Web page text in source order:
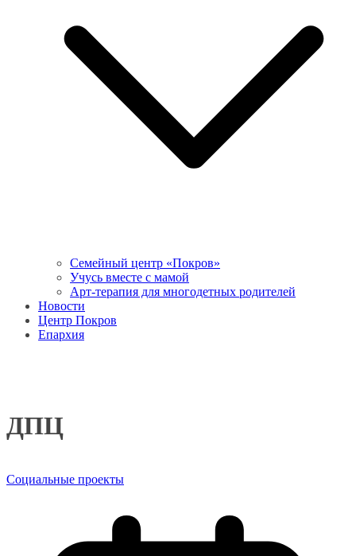
Семейный центр «Покров»
Учусь вместе с мамой
Арт-терапия для многодетных родителей
Новости
Центр Покров
Епархия
ДПЦ
Социальные проекты